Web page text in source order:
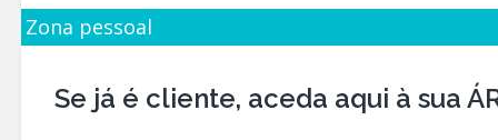
Zona pessoal
Se já é cliente, aceda aqui à sua